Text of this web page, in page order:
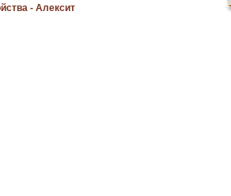
- Алексит